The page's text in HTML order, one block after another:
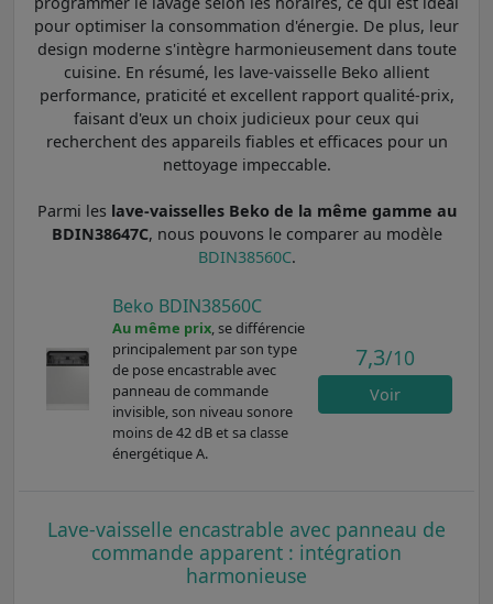
pour optimiser la consommation d'énergie. De plus, leur
design moderne s'intègre harmonieusement dans toute
cuisine. En résumé, les lave-vaisselle Beko allient
performance, praticité et excellent rapport qualité-prix,
faisant d'eux un choix judicieux pour ceux qui
recherchent des appareils fiables et efficaces pour un
nettoyage impeccable.
Parmi les lave-vaisselles Beko de la même gamme au
BDIN38647C, nous pouvons le comparer au modèle
BDIN38560C.
Beko BDIN38560C
Au même prix, se différencie
principalement par son type
de pose encastrable avec
panneau de commande
invisible, son niveau sonore
moins de 42 dB et sa classe
énergétique A.
7,3/10
Voir
Lave-vaisselle encastrable avec panneau de
commande apparent : intégration
harmonieuse